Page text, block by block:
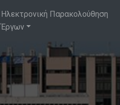
Ηλεκτρονική Παρακολούθηση
Έργων